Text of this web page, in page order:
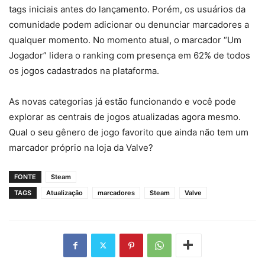
tags iniciais antes do lançamento. Porém, os usuários da
comunidade podem adicionar ou denunciar marcadores a
qualquer momento. No momento atual, o marcador “Um
Jogador” lidera o ranking com presença em 62% de todos
os jogos cadastrados na plataforma.
As novas categorias já estão funcionando e você pode
explorar as centrais de jogos atualizadas agora mesmo.
Qual o seu gênero de jogo favorito que ainda não tem um
marcador próprio na loja da Valve?
FONTE
Steam
TAGS
Atualização marcadores Steam Valve